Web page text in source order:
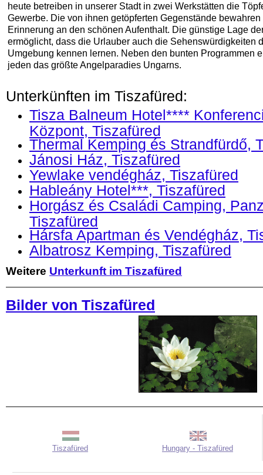
heute betreiben in unserer Stadt in zwei Werkstätten die
Gewerbe. Die von ihnen getöpferten Gegenstände bewahren
Erinnerung an den schönen Aufenthalt. Die günstige Lage
ermöglicht, dass die Urlauber auch die Sehenswürdigkeiten
Umgebung kennen lernen. Neben den bunten Programmen
jeden das größte Angelparadies Ungarns.
Unterkünften im Tiszafüred:
Tisza Balneum Hotel****
Központ, Tiszafüred
Thermal Kemping és Strandfürdő,
Jánosi Ház, Tiszafüred
Yewlake vendégház, Tiszafüred
Hableány Hotel***, Tiszafüred
Horgász és Családi Camping,
Tiszafüred
Hársfa Apartman és Vendégház,
Albatrosz Kemping, Tiszafüred
Weitere Unterkunft im Tiszafüred
Bilder von Tiszafüred
Tiszafüred Hungary - Tiszafüred